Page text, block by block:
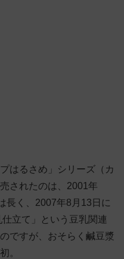
はるさめ」シリーズ（カ
されたのは、2001年
長く、2007年8月13日に
仕立て」という豆乳関連
ですが、おそらく鹹豆漿
。